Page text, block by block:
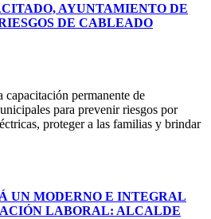
AYUNTAMIENTO DE
DE CABLEADO
permanente de
para prevenir riesgos por
proteger a las familias y brindar
UN MODERNO E INTEGRAL
LABORAL: ALCALDE